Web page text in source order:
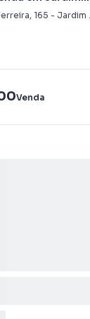
, 165 - Jardim Vale do Sol
Venda